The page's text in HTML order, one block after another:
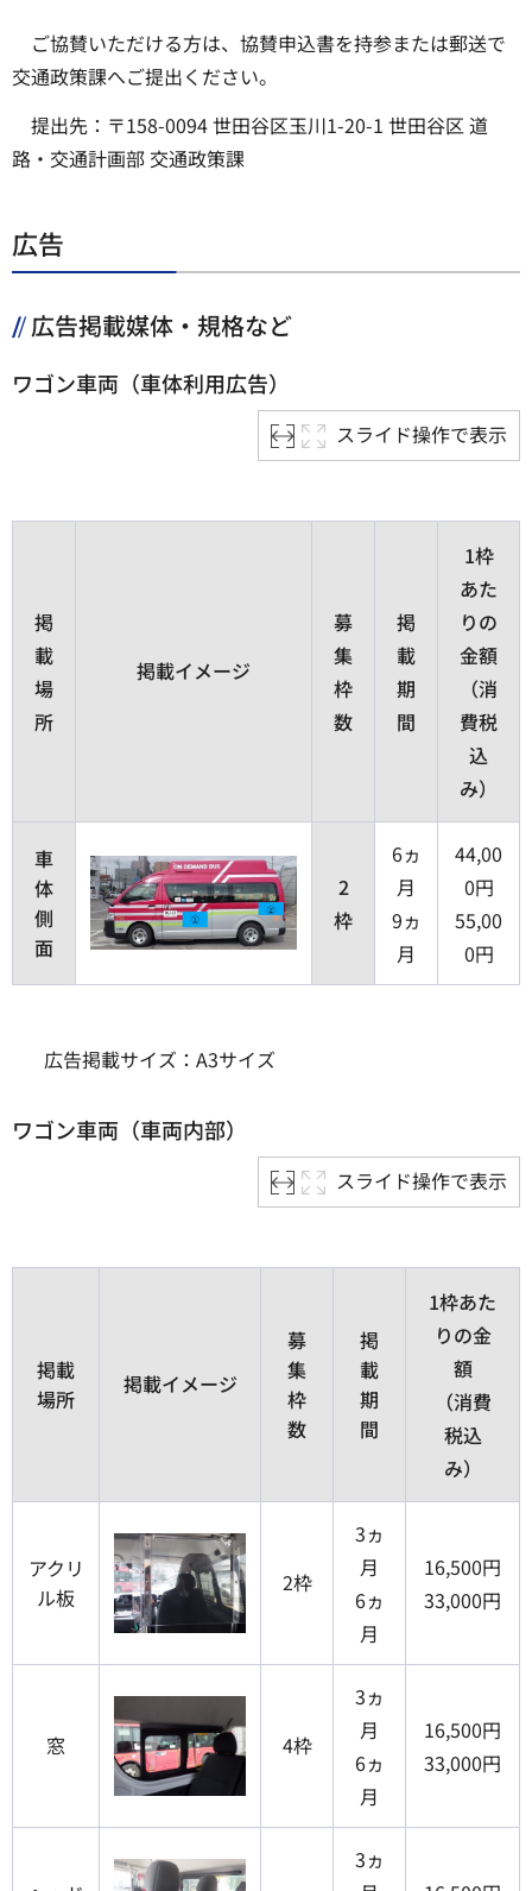
ご協賛いただける方は、協賛申込書を持参または郵送で
交通政策課へご提出ください。
提出先：〒158-0094 世田谷区玉川1-20-1 世田谷区 道
路・交通計画部 交通政策課
広告
広告掲載媒体・規格など
ワゴン車両（車体利用広告）
スライド操作で表示
掲
載
場
所
掲載イメージ
募
集
枠
数
掲
載
期
間
1枠
あた
りの
金額
（消
費税
込
み）
車
体
側
面
2
枠
6ヵ
月
9ヵ
月
44,00
0円
55,00
0円
広告掲載サイズ：A3サイズ
ワゴン車両（車両内部）
スライド操作で表示
掲載
場所
掲載イメージ
募
集
枠
数
掲
載
期
間
1枠あた
りの金
額
（消費
税込
み）
アクリ
ル板
2枠
3ヵ
月
6ヵ
月
16,500円
33,000円
窓 4枠
3ヵ
月
6ヵ
月
16,500円
33,000円
3ヵ